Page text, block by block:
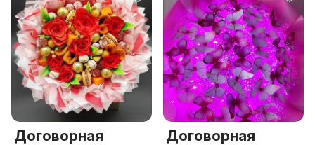
Договорная Договорная